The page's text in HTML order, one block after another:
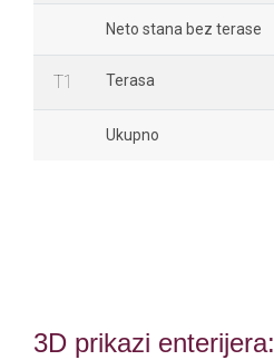
Neto stana bez terase
T1 Terasa
Ukupno
3D prikazi enterijera: